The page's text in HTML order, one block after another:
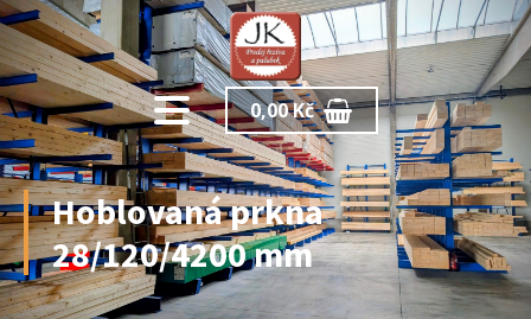
0,00Kč
Hoblovaná prkna
28/120/4200 mm